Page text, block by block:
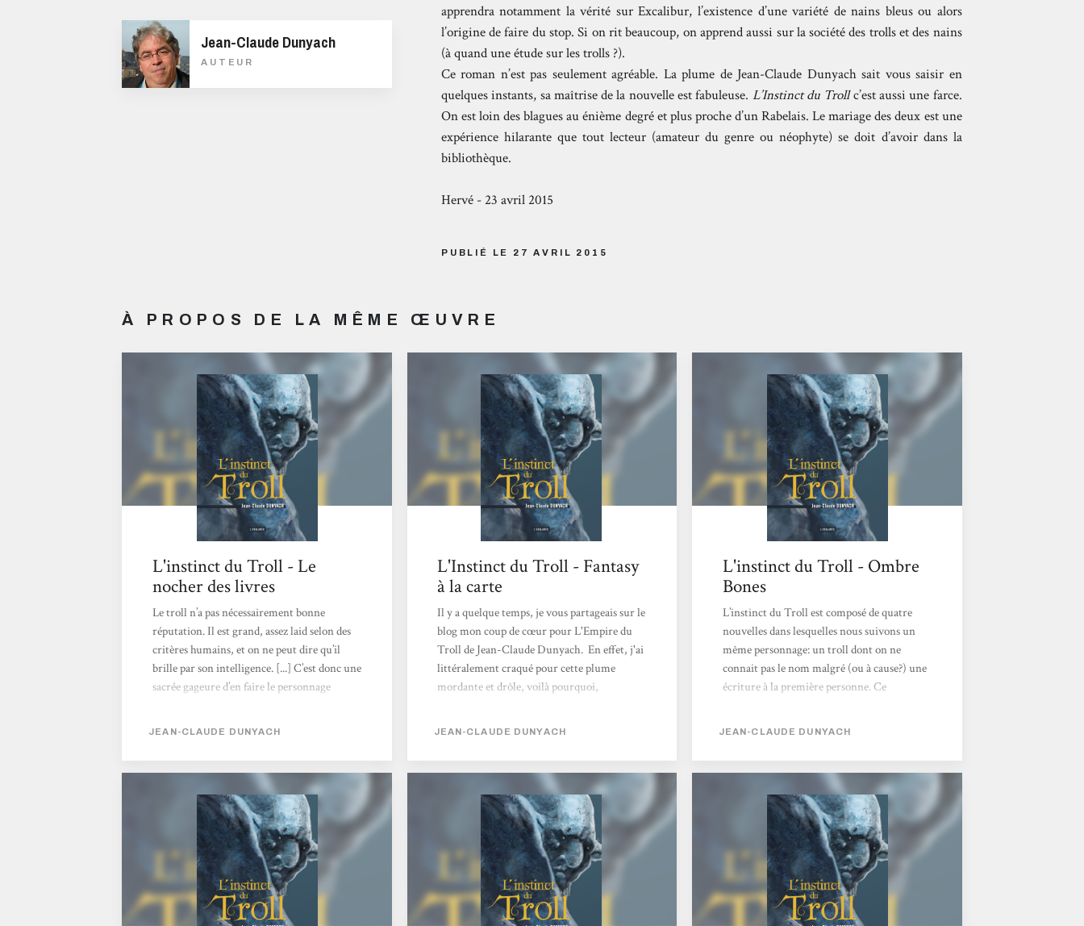
Jean-Claude Dunyach
AUTEUR
apprendra notamment la vérité sur Excalibur, l’existence d’une variété de nains bleus ou alors
l’origine de faire du stop. Si on rit beaucoup, on apprend aussi sur la société des trolls et des nains
(à quand une étude sur les trolls ?).
Ce roman n’est pas seulement agréable. La plume de Jean-Claude Dunyach sait vous saisir en
quelques instants, sa maîtrise de la nouvelle est fabuleuse. L’Instinct du Trollc’est aussi une farce.
On est loin des blagues au énième degré et plus proche d’un Rabelais. Le mariage des deux est une
expérience hilarante que tout lecteur (amateur du genre ou néophyte) se doit d’avoir dans la
bibliothèque.
Hervé - 23 avril 2015
PUBLIÉ LE 27 AVRIL 2015
À PROPOS DE LA MÊME ŒUVRE
L'instinct du Troll - Le
nocher des livres
Le troll n’a pas nécessairement bonne
réputation. Il est grand, assez laid selon des
critères humains, et on ne peut dire qu’il
brille par son intelligence. [...] C’est donc une
sacrée gageure d’en faire le personnage
son troll. Du troll en général Si l’on s’appuie
sur la bible du bestiaire de la fantasy, j’ai
nommé, Le Seigneur des anneaux, de sa
majesté J.R.R. Tolkien, le troll est
effectivement une grande bestiole assez
hideuse. [...] Et Jean-Claude...
JEAN-CLAUDE DUNYACH
L'Instinct du Troll - Fantasy
à la carte
Il y a quelque temps, je vous partageais sur le
blog mon coup de cœur pour L'Empire du
Troll de Jean-Claude Dunyach. En effet, j'ai
littéralement craqué pour cette plume
mordante et drôle, voilà pourquoi,
les tribulations d'un Troll, un tantinet
désabusé, mais qui fait bien souvent contre
mauvaise fortune bon cœur. Quand on est
contremaître dans une mine et que l'on doit
encadrer toute une équipe de nains, on n'est
déjà que trop occupé....
JEAN-CLAUDE DUNYACH
L'instinct du Troll - Ombre
Bones
L’instinct du Troll est composé de quatre
nouvelles dans lesquelles nous suivons un
même personnage: un troll dont on ne
connait pas le nom malgré (ou à cause?) une
écriture à la première personne. Ce
système administratif et surtout, de ses
dérives. La seconde nouvelle se centre
davantage sur la dépendance de l’humain à la
technologie avec des clins d’œil habillement
glissés de ci, de là, à la popculture. La
troisième...
JEAN-CLAUDE DUNYACH